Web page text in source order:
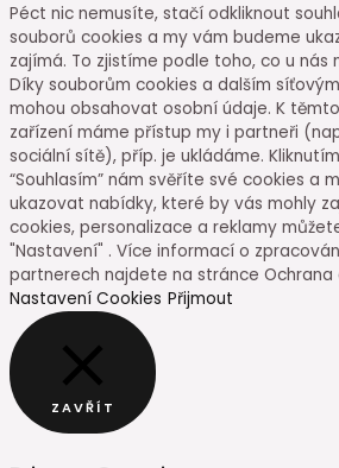
Péct nic nemusíte, stačí odkliknout
souborů cookies a my vám budeme
zajímá. To zjistíme podle toho, co u nás
Díky souborům cookies a dalším
mohou obsahovat osobní údaje. K
zařízení máme přístup my i partneři
sociální sítě), příp. je ukládáme.
“Souhlasím” nám svěříte své cookies a
ukazovat nabídky, které by vás mohly
cookies, personalizace a reklamy
"Nastavení" . Více informací o
partnerech najdete na stránce Ochrana
Nastavení Cookies Přijmout
ZAVŘÍT